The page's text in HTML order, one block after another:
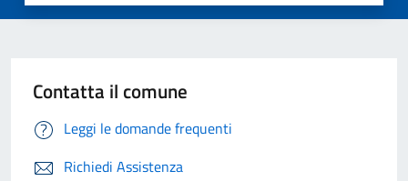
Contatta il comune
Leggi le domande frequenti
Richiedi Assistenza